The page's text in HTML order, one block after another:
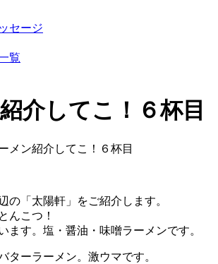
セージ
覧
介してこ！６杯目
メン紹介してこ！６杯目
の「太陽軒」をご紹介します。
んこつ！
ます。塩・醤油・味噌ラーメンです。
ターラーメン。激ウマです。